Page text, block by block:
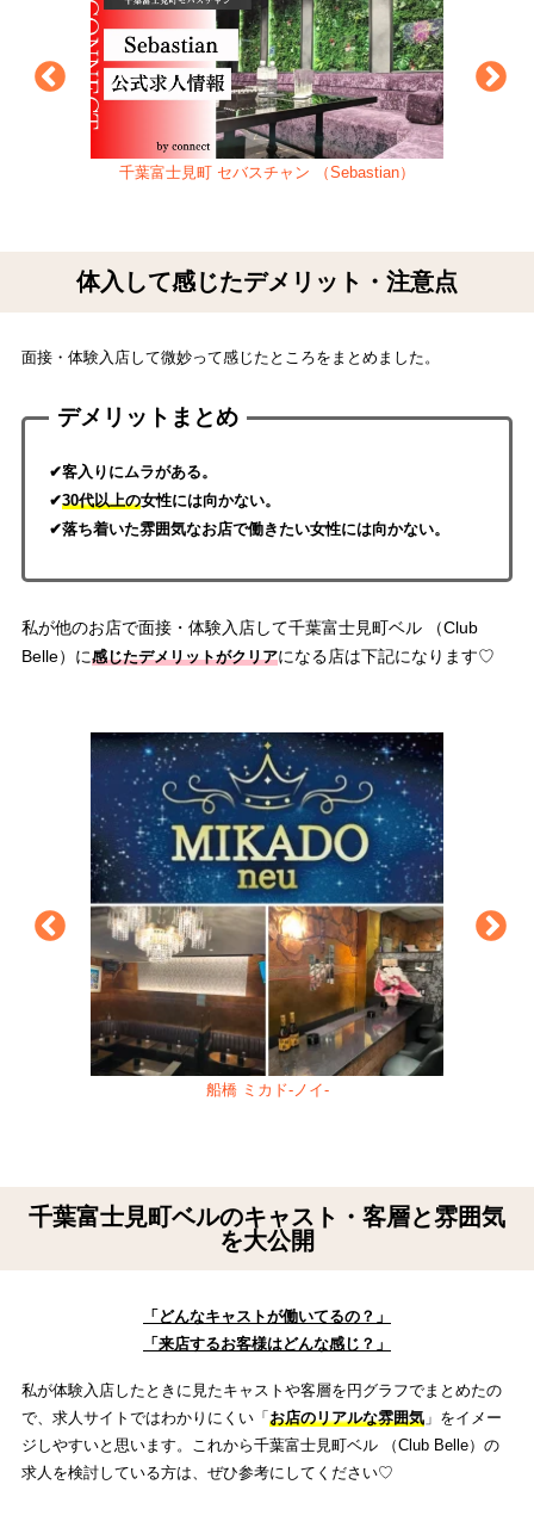
千葉富士見町 セバスチャン （Sebastian）
体入して感じたデメリット・注意点
面接・体験入店して微妙って感じたところをまとめました。
デメリットまとめ
✔客入りにムラがある。
✔30代以上の女性には向かない。
✔落ち着いた雰囲気なお店で働きたい女性には向かない。
私が他のお店で面接・体験入店して千葉富士見町ベル （Club
Belle）に感じたデメリットがクリアになる店は下記になります♡
船橋 ミカド-ノイ-
千葉富士見町ベルのキャスト・客層と雰囲気
を大公開
「どんなキャストが働いてるの？」
「来店するお客様はどんな感じ？」
私が体験入店したときに見たキャストや客層を円グラフでまとめたの
で、求人サイトではわかりにくい「お店のリアルな雰囲気」をイメー
ジしやすいと思います。これから千葉富士見町ベル （Club Belle）の
求人を検討している方は、ぜひ参考にしてください♡